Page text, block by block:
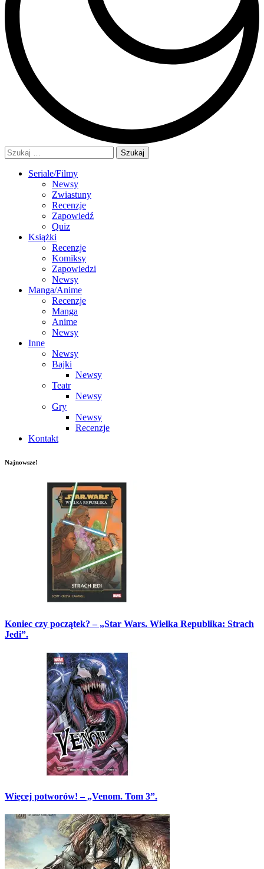
Szukaj:
Seriale/Filmy
Newsy
Zwiastuny
Recenzje
Zapowiedź
Quiz
Książki
Recenzje
Komiksy
Zapowiedzi
Newsy
Manga/Anime
Recenzje
Manga
Anime
Newsy
Inne
Newsy
Bajki
Newsy
Teatr
Newsy
Gry
Newsy
Recenzje
Kontakt
Najnowsze!
Koniec czy początek? – „Star Wars. Wielka Republika: Strach
Jedi”.
Więcej potworów! – „Venom. Tom 3”.